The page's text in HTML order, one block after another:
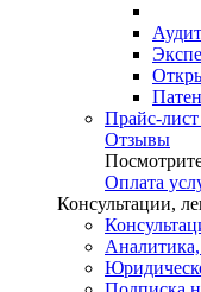
Прайс-
Отзывы
Оплата
Консультации,